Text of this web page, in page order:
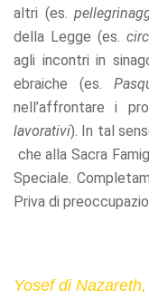
altri (es.
della Legge (es.
agli incontri in
ebraiche (es.
nell’affrontare i
lavorativi). In tal
che alla Sacra
Speciale.
Priva di
Yosef di